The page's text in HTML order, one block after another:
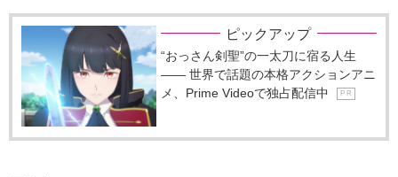
ピックアップ
“おっさん剣聖”の一太刀に宿る人生
―― 世界で話題の本格アクションアニ
メ、Prime Videoで独占配信中
P R